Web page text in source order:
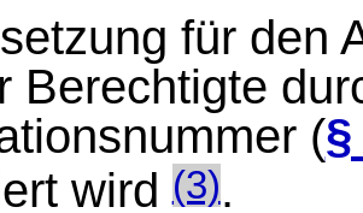
für den
Berechtigte
(
wird(3).